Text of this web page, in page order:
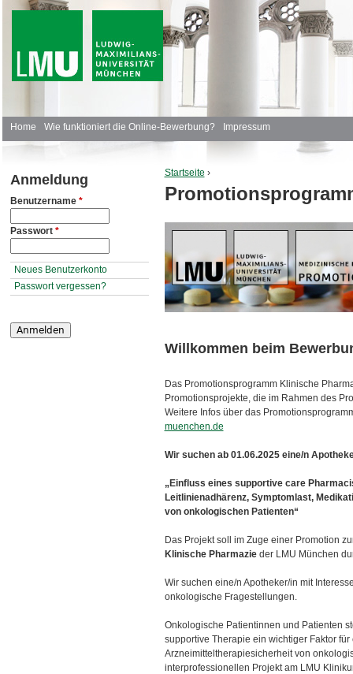
Anmeldung
Benutzername *
Passwort *
Neues Benutzerkonto
Passwort vergessen?
Sie sind hier
Startseite ›
Willkommen beim
Das Promotionsprogramm Klinische
Promotionsprojekte, die im Rahmen des
Weitere Infos über das
muenchen.de
Wir suchen ab 01.06.2025 eine/n
„Einfluss eines supportive care
Leitlinienadhärenz, Symptomlast,
von onkologischen Patienten“
Das Projekt soll im Zuge einer Promotion
Klinische Pharmazieder LMU München
Wir suchen eine/n Apotheker/in mit
onkologische Fragestellungen.
Onkologische Patientinnen und Patienten
supportive Therapie ein wichtiger Faktor
Arzneimitteltherapiesicherheit von
interprofessionellen Projekt am LMU
H
u
t
m
e
n
Home Wie funktioniert die Online-Bewerbung? Impressum